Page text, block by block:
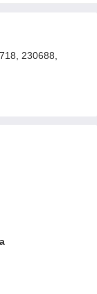
230688,